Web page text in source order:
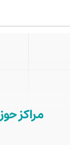
مراکز